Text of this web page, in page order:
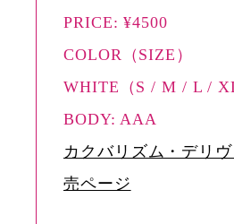
PRICE: ¥4500
COLOR（SIZE）
WHITE（S / M / L /
BODY: AAA
カクバリズム・デリ
売ページ